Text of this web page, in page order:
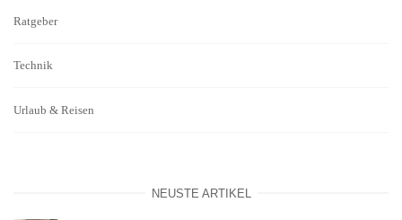
Ratgeber
Technik
Urlaub & Reisen
NEUSTE ARTIKEL